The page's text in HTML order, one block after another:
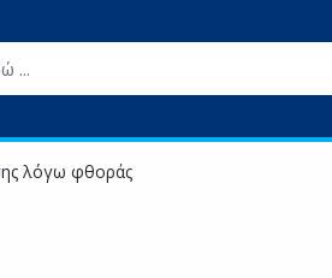
λόγω φθοράς